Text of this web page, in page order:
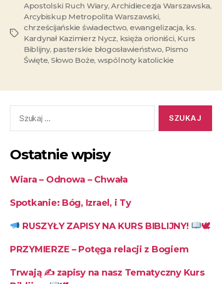
Apostolski Ruch Wiary,Archidiecezja Warszawska,
Arcybiskup Metropolita Warszawski,
chrześcijańskie świadectwo, ewangelizacja, ks.
Kardynał Kazimierz Nycz, księża orioniści, Kurs
Biblijny, pasterskie błogosławieństwo, Pismo
Święte, Słowo Boże, wspólnoty katolickie
Ostatnie wpisy
Wiara – Odnowa – Chwała
Spotkanie: Bóg, Izrael, i Ty
RUSZYŁY ZAPISY NA KURS BIBLIJNY! 🕊
PRZYMIERZE – Potęga relacji z Bogiem
Trwają ✍zapisy na nasz Tematyczny Kurs